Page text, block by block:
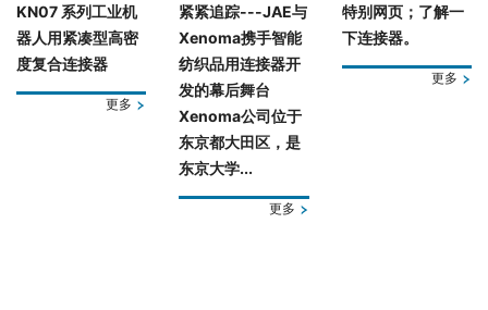
KN07 系列工业机
器人用紧凑型高密
度复合连接器
更多
紧紧追踪---JAE与
Xenoma携手智能
纺织品用连接器开
发的幕后舞台
Xenoma公司位于
东京都大田区，是
东京大学...
更多
特别网页；了解一
下连接器。
更多